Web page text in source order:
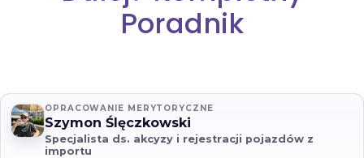
Poradnik
OPRACOWANIE MERYTORYCZNE
Szymon Ślęczkowski
Specjalista ds. akcyzy i rejestracji pojazdów z
importu